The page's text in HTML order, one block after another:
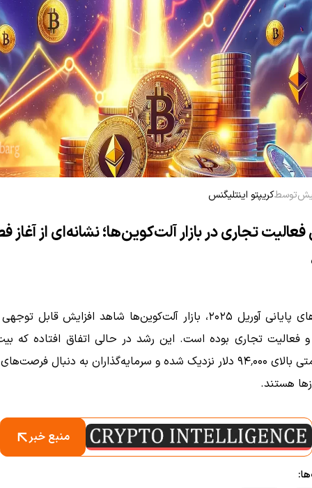
توسطکریپتو اینتلیگنس
تجاری در بازار آلت‌کوین‌ها؛ نشانه‌ای از
در هفته‌های پایانی آوریل ۲۰۲۵، بازار آلت‌کوین‌ها شاهد افزایش
فعالیت تجاری بوده است. این رشد در حالی اتفاق افتاده که
سطح قیمتی بالای ۹۴٬۰۰۰ دلار نزدیک شده و سرمایه‌گذاران به دنبال
هستند.
منبع خبر